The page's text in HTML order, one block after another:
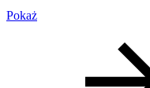
Pokaż